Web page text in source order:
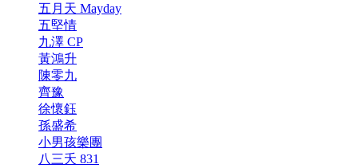
五月天 Mayday
五堅情
九澤 CP
黃鴻升
陳零九
齊豫
徐懷鈺
孫盛希
小男孩樂團
八三夭 831